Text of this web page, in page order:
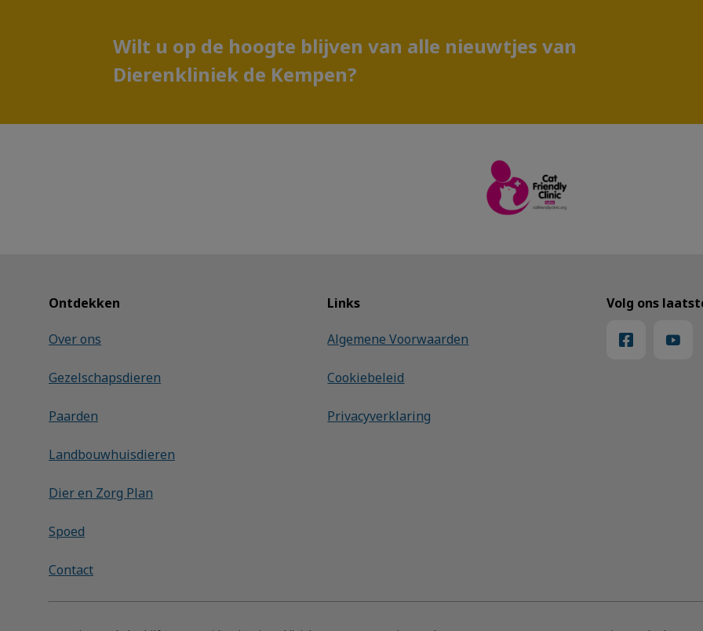
Wilt u op de hoogte blijven van alle nieuwtjes van
Dierenkliniek de Kempen?
Ontdekken
Over ons
Gezelschapsdieren
Paarden
Landbouwhuisdieren
Dier en Zorg Plan
Spoed
Contact
Links
Algemene Voorwaarden
Cookiebeleid
Privacyverklaring
Volg ons